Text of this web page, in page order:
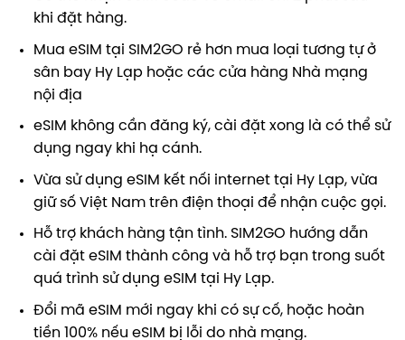
khi đặt hàng.
Mua eSIM tại SIM2GO rẻ hơn mua loại tương tự ở
sân bay Hy Lạp hoặc các cửa hàng Nhà mạng
nội địa
eSIM không cần đăng ký, cài đặt xong là có thể sử
dụng ngay khi hạ cánh.
Vừa sử dụng eSIM kết nối internet tại Hy Lạp, vừa
giữ số Việt Nam trên điện thoại để nhận cuộc gọi.
Hỗ trợ khách hàng tận tình. SIM2GO hướng dẫn
cài đặt eSIM thành công và hỗ trợ bạn trong suốt
quá trình sử dụng eSIM tại Hy Lạp.
Đổi mã eSIM mới ngay khi có sự cố, hoặc hoàn
tiền 100% nếu eSIM bị lỗi do nhà mạng.